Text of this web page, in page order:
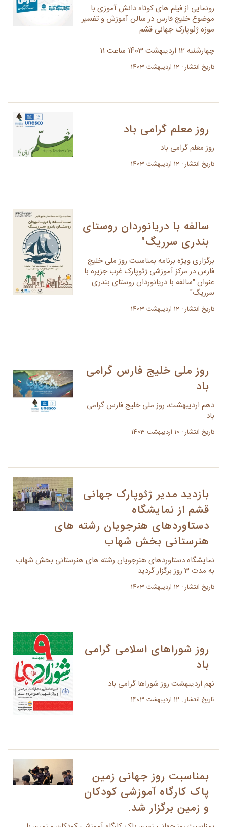
رونمایی از فیلم های کوتاه دانش آموزی با
موضوع خلیج فارس در سالن آموزش و تفسیر
موزه ژئوپارک جهانی قشم
چهارشنبه 12 اردیبهشت 1403 ساعت 11
تاریخ انتشار : 12 اردیبهشت 1403
روز معلم گرامی باد
روز معلم گرامی باد
تاریخ انتشار : 12 اردیبهشت 1403
سالفه با دریانوردان روستای
بندری سرریگ"
برگزاری ویژه برنامه بمناسبت روز ملی خلیج
فارس در مرکز آموزشی ژئوپارک غرب جزیره با
عنوان "سالفه با دریانوردان روستای بندری
سرریگ"
تاریخ انتشار : 12 اردیبهشت 1403
روز ملی خلیج فارس گرامی
باد
دهم اردیبهشت، روز ملی خلیج فارس گرامی
باد
تاریخ انتشار : 10 اردیبهشت 1403
بازدید مدیر ژئوپارک جهانی
قشم از نمایشگاه
دستاوردهای هنرجویان رشته های
هنرستانی بخش شهاب
نمایشگاه دستاوردهای هنرجویان رشته های هنرستانی بخش شهاب
به مدت 3 روز برگزار گردید
تاریخ انتشار : 12 اردیبهشت 1403
روز شوراهای اسلامی گرامی
باد
نهم اردیبهشت روز شوراها گرامی باد
تاریخ انتشار : 12 اردیبهشت 1403
بمناسبت روز جهانی زمین
پاک کارگاه آموزشی کودکان
و زمین برگزار شد.